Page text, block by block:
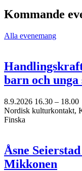
Kommande
Alla evenemang
barn och unga
8.9.2026 16.30 – 18.00
Nordisk kulturkontakt,
Finska
Åsne
Mikkonen